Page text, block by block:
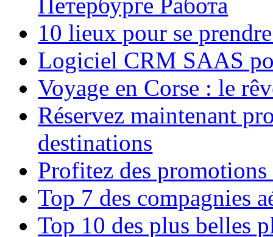
10 lieux pour se
Logiciel CRM SAAS
Voyage en Corse : le
Réservez maintenant
destinations
Profitez des
Top 7 des compagnies
Top 10 des plus belles